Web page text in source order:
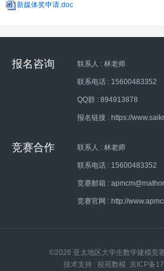
新媒体奖申请.doc
报名咨询 联系人 : 林老师
联系电话 : 15600483352
QQ群 : 894913878
报名链接 : https://
竞赛合作 联系人 : 林老师
联系电话 : 15600483352
竞赛邮箱 :
竞赛官网 : http://
©2026 亚太地区大学生数学建模竞
技术支持 : 校苑数模 京ICP备